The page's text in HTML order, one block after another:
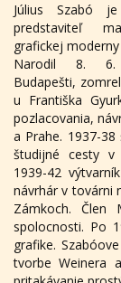
Július Szabó
predstaviteľ
grafickej moderny
Narodil 8.
Budapešti,
u Františka
pozlacovania,
a Prahe. 1937-38
študijné cesty v
1939-42
návrhár v továrni
Zámkoch. Člen
spolocnosti. Po
grafike.
tvorbe Weinera